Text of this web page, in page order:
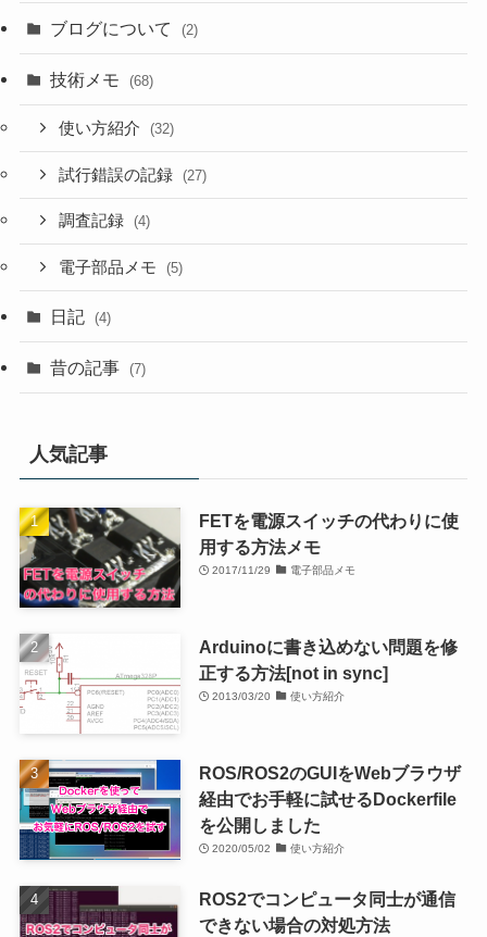
ブログについて (2)
技術メモ (68)
使い方紹介 (32)
試行錯誤の記録 (27)
調査記録 (4)
電子部品メモ (5)
日記 (4)
昔の記事 (7)
人気記事
FETを電源スイッチの代わりに使
用する方法メモ
2017/11/29 電子部品メモ
Arduinoに書き込めない問題を修
正する方法[not in sync]
2013/03/20 使い方紹介
ROS/ROS2のGUIをWebブラウザ
経由でお手軽に試せるDockerfile
を公開しました
2020/05/02 使い方紹介
ROS2でコンピュータ同士が通信
できない場合の対処方法